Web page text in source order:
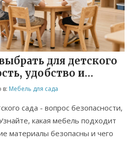
для детского
удобство и
в: Мебель для сада
сада - вопрос безопасности,
какая мебель подходит
материалы безопасны и чего